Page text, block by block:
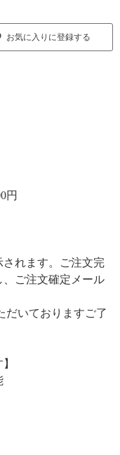
お気に入りに登録する
円
れます。ご注文完
ご注文確定メール
だいておりますご了